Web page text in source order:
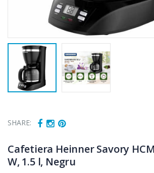
SHARE:
Cafetiera Heinner Savory
W, 1.5 l, Negru
-15%
Cuptor cu